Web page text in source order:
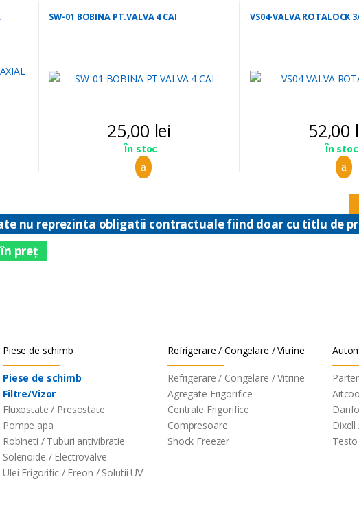
SW-01 BOBINA PT.VALVA 4 CAI
25,00 lei
În stoc
VS04-VALVA ROTALOCK
52,00
În stoc
nu reprezinta obligatii contractuale fiind doar cu titlu de
preț
Piese de schimb
Piese de schimb
Filtre/Vizor
Fluxostate / Presostate
Pompe apa
Robineti / Tuburi antivibratie
Solenoide / Electrovalve
Ulei Frigorific / Freon / Solutii UV
Refrigerare / Congelare / Vitrine
Refrigerare / Congelare / Vitrine
Agregate Frigorifice
Centrale Frigorifice
Compresoare
Shock Freezer
Dixell
Testo